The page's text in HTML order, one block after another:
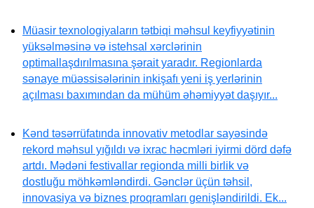
Müasir texnologiyaların tətbiqi məhsul keyfiyyətinin
yüksəlməsinə və istehsal xərclərinin
optimallaşdırılmasına şərait yaradır. Regionlarda
sənaye müəssisələrinin inkişafı yeni iş yerlərinin
açılması baxımından da mühüm əhəmiyyət daşıyır...
Kənd təsərrüfatında innovativ metodlar sayəsində
rekord məhsul yığıldı və ixrac həcmləri iyirmi dörd dəfə
artdı. Mədəni festivallar regionda milli birlik və
dostluğu möhkəmləndirdi. Gənclər üçün təhsil,
innovasiya və biznes proqramları genişləndirildi. Ek...